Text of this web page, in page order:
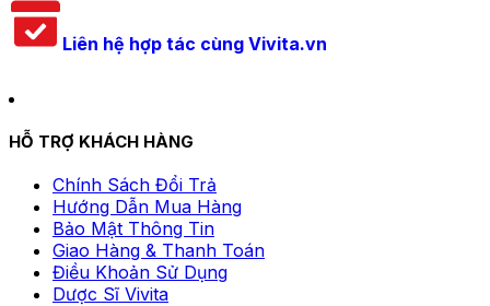
Liên hệ hợp tác cùng Vivita.vn
HỖ TRỢ KHÁCH HÀNG
Chính Sách Đổi Trả
Hướng Dẫn Mua Hàng
Bảo Mật Thông Tin
Giao Hàng & Thanh Toán
Điều Khoản Sử Dụng
Dược Sĩ Vivita